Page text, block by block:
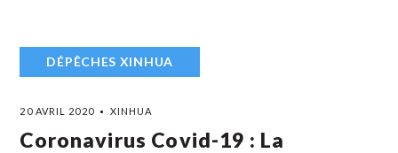
DÉPÊCHES XINHUA
20 AVRIL 2020 XINHUA
Coronavirus Covid-19 : La